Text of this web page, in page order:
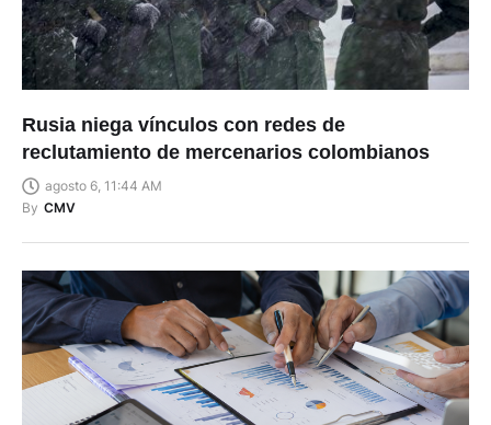
Rusia niega vínculos con redes de
reclutamiento de mercenarios colombianos
agosto 6, 11:44 AM
By CMV